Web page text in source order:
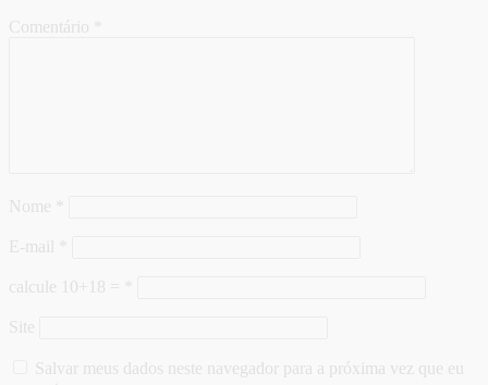
Comentário
Nome
E-mail
calcule 10+18 =
Site
Salvar meus dados neste navegador para a próxima vez que eu